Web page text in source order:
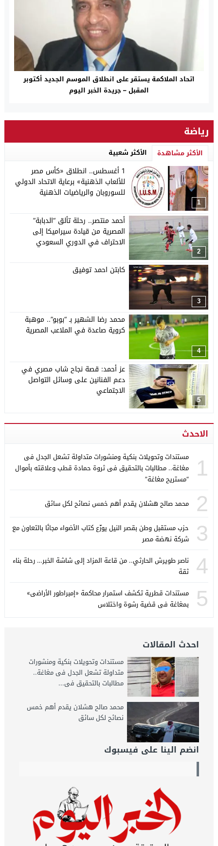
اتحاد الملاكمة يستقر على انطلاق الموسم الجديد أكتوبر
المقبل – جريدة الخبر اليوم
رياضة
الأكثر مشاهدة الأكثر شعبية
1
1 أغسطس.. انطلاق «كأس مصر
للألعاب الذهنية» برعاية الاتحاد الدولي
للسوروبان والرياضيات الذهنية
2
أحمد منتصر.. رحلة تألق “الدبابة”
المصرية من قيادة سيراميكا إلى
الاحتراف في الدوري السعودي
3
كابتن احمد توفيق
4
محمد رضا الشهير بـ “بوبو”.. موهبة
كروية صاعدة في الملاعب المصرية
5
عز أحمد: قصة نجاح شاب مصري في
دعم الفنانين على وسائل التواصل
الاجتماعي
الاحدث
1
مستندات وتحويلات بنكية ومنشورات متداولة تشعل الجدل فى
مغاغة.. مطالبات بالتحقيق فى ثروة حمادة قطب وعلاقته بأموال
“مستريح مغاغة”
2 محمد صالح هشلان يقدم أهم خمس نصائح لكل سائق
3
حزب مستقبل وطن بقصر النيل يوزّع كتاب الأضواء مجانًا بالتعاون مع
شركة نهضة مصر
4
ناصر طويرش الحارثي.. من قاعة المزاد إلى شاشة الخبر… رحلة بناء
ثقة
5
مستندات قطرية تكشف استمرار محاكمة «إمبراطور الأراضى»
بمغاغة فى قضية رشوة واختلاس
احدث المقالات
مستندات وتحويلات بنكية ومنشورات
متداولة تشعل الجدل فى مغاغة..
مطالبات بالتحقيق فى...
محمد صالح هشلان يقدم أهم خمس
نصائح لكل سائق
انضم الينا على فيسبوك